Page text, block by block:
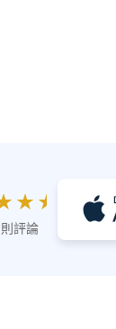
★ ★
評論